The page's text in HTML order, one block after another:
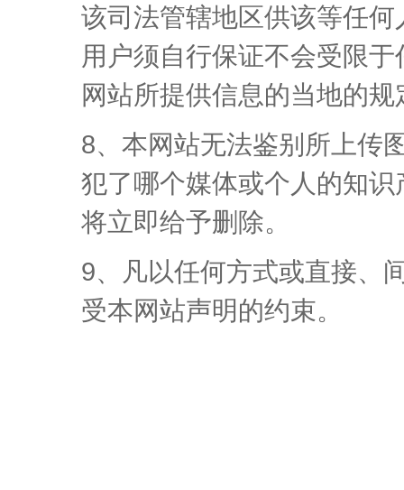
该司法管辖地区供该等任
用户须自行保证不会受限
网站所提供信息的当地的规
8、本网站无法鉴别所上传
犯了哪个媒体或个人的知
将立即给予删除。
9、凡以任何方式或直接、
受本网站声明的约束。